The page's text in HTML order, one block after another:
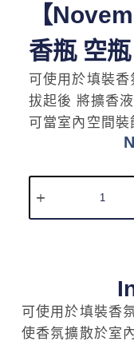
【
香瓶 空瓶
可使用於填裝
拔起後 將擴香
可當室內空間裝
可使用於填裝香
使香氛擴散於室